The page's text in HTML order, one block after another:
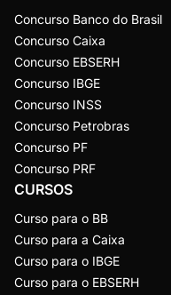
Concurso Banco do Brasil
Concurso Caixa
Concurso EBSERH
Concurso IBGE
Concurso INSS
Concurso Petrobras
Concurso PF
Concurso PRF
CURSOS
Curso para o BB
Curso para a Caixa
Curso para o IBGE
Curso para o EBSERH